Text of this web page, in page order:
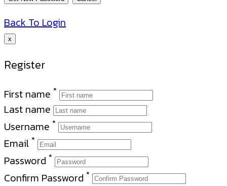
Back To Login
x
Register
First name *
Last name
Username *
Email *
Password *
Confirm Password *